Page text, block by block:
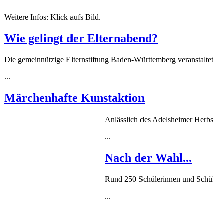
Weitere Infos: Klick aufs Bild.
Wie gelingt der Elternabend?
Die gemeinnützige Elternstiftung Baden-Württemberg
...
Märchenhafte Kunstaktion
Anlässlich des Adelsheimer
...
Nach der Wahl...
Rund 250 Schülerinnen und
...